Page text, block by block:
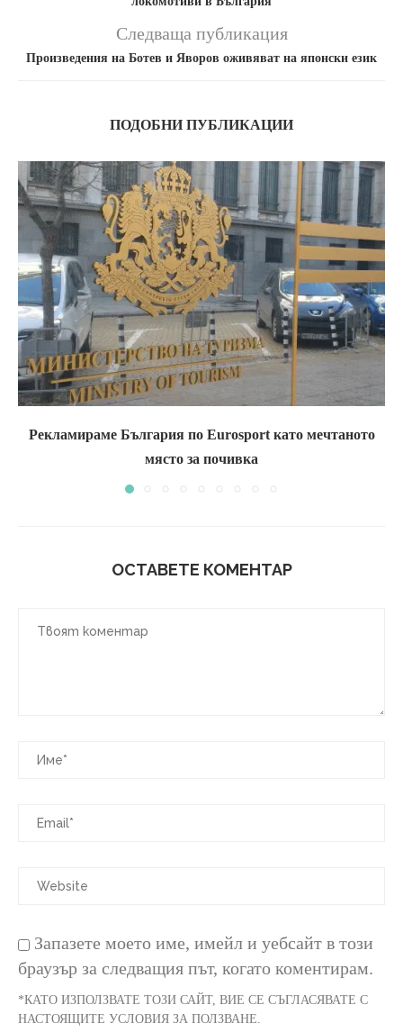
Следваща публикация
Произведения на Ботев и Яворов оживяват на японски език
ПОДОБНИ ПУБЛИКАЦИИ
Рекламираме България по Eurosport като мечтаното
място за почивка
ОСТАВЕТЕ КОМЕНТАР
Запазете моето име, имейл и уебсайт в този
браузър за следващия път, когато коментирам.
*КАТО ИЗПОЛЗВАТЕ ТОЗИ САЙТ, ВИЕ СЕ СЪГЛАСЯВАТЕ С
НАСТОЯЩИТЕ УСЛОВИЯ ЗА ПОЛЗВАНЕ.